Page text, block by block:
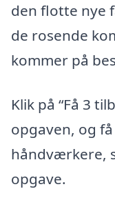
den flotte nye
de rosende
kommer på
Klik på “Få 3
opgaven, og
håndværkere,
opgave.